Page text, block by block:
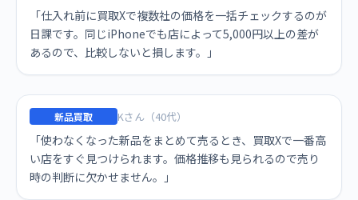
「仕入れ前に買取Xで複数社の価格を一括チェックするのが
日課です。同じiPhoneでも店によって5,000円以上の差が
あるので、比較しないと損します。」
新品買取 Kさん（40代）
「使わなくなった新品をまとめて売るとき、買取Xで一番高
い店をすぐ見つけられます。価格推移も見られるので売り
時の判断に欠かせません。」